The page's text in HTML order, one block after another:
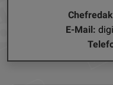
E-Mail: